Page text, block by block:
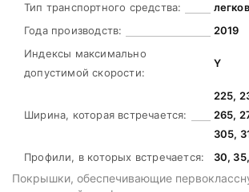
Тип транспортного средства:
Года производств:
2019
Индексы максимально
допустимой скорости:
Y
Ширина, которая встречается:
225,
265,
305,
Профили, в которых встречается:
30,
Покрышки, обеспечивающие